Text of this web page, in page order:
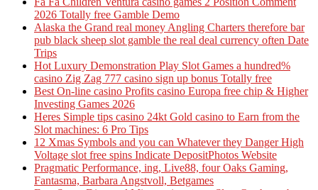
2026 Totally free Gamble Demo
Alaska the Grand real money Angling Charters therefore bar
pub black sheep slot gamble the real deal currency often Date
Trips
Hot Luxury Demonstration Play Slot Games a hundred%
casino Zig Zag 777 casino sign up bonus Totally free
Best On-line casino Profits casino Europa free chip & Higher
Investing Games 2026
Heres Simple tips casino 24kt Gold casino to Earn from the
Slot machines: 6 Pro Tips
12 Xmas Symbols and you can Whatever they Danger High
Voltage slot free spins Indicate DepositPhotos Website
Pragmatic Performance, ing, Live88, four Oaks Gaming,
Fantasma, Barbara Angstvoll, Betgames